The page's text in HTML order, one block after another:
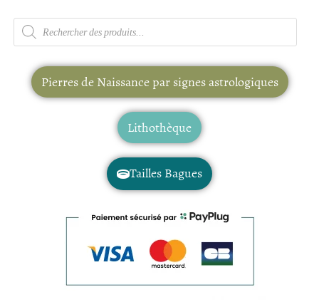
Pierres de Naissance par signes astrologiques
Lithothèque
Tailles Bagues